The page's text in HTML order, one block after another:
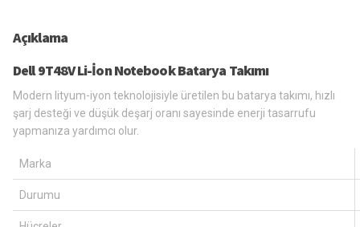
Açıklama
Dell 9T48V Li-İon Notebook Batarya Takımı
Modern lityum-iyon teknolojisiyle üretilen bu batarya takımı, hızlı
şarj desteği ve düşük deşarj oranı sayesinde enerji tasarrufu
yapmanıza yardımcı olur.
Marka
Durumu